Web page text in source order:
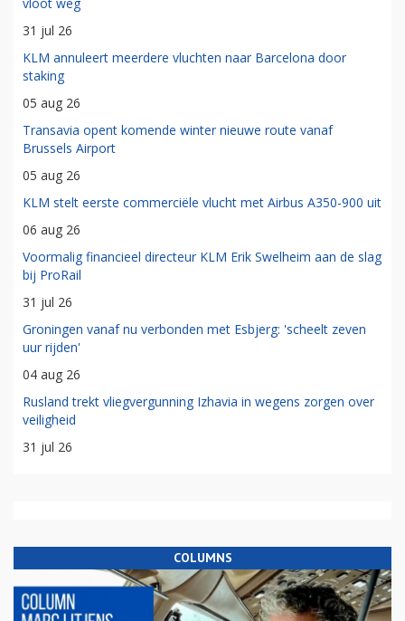
vloot weg
31 jul 26
KLM annuleert meerdere vluchten naar Barcelona door
staking
05 aug 26
Transavia opent komende winter nieuwe route vanaf
Brussels Airport
05 aug 26
KLM stelt eerste commerciële vlucht met Airbus A350-900 uit
06 aug 26
Voormalig financieel directeur KLM Erik Swelheim aan de slag
bij ProRail
31 jul 26
Groningen vanaf nu verbonden met Esbjerg: 'scheelt zeven
uur rijden'
04 aug 26
Rusland trekt vliegvergunning Izhavia in wegens zorgen over
veiligheid
31 jul 26
COLUMNS